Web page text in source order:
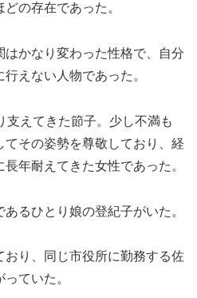
の存在であった。
はかなり変わった性格で、自分
えない人物であった。
支えてきた節子。少し不満も
その姿勢を尊敬しており、経
年耐えてきた女性であった。
るひとり娘の登紀子がいた。
り、同じ市役所に勤務する佐
ていた。